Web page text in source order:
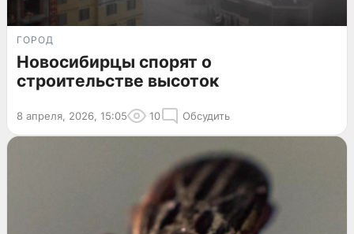
ГОРОД
Новосибирцы спорят о
строительстве высоток
8 апреля, 2026, 15:05 10 Обсудить